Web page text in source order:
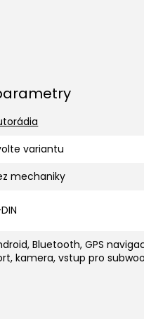
variantu
mechaniky
Bluetooth, GPS
kamera, vstup pro